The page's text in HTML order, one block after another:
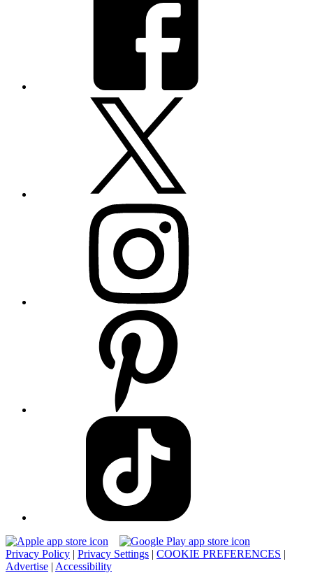
Privacy Policy | Privacy Settings | COOKIE PREFERENCES |
Advertise | Accessibility